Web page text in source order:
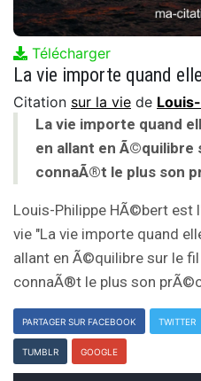
Télécharger
Citation sur la vie de
La vie importe quand
en allant en Ã©quilibre
connaÃ®t le plus son
Louis-Philippe HÃ©bert est
vie "La vie importe quand
allant en Ã©quilibre sur le
connaÃ®t le plus son
PARTAGER SUR FACEBOOK TWITTER
TUMBLR GOOGLE